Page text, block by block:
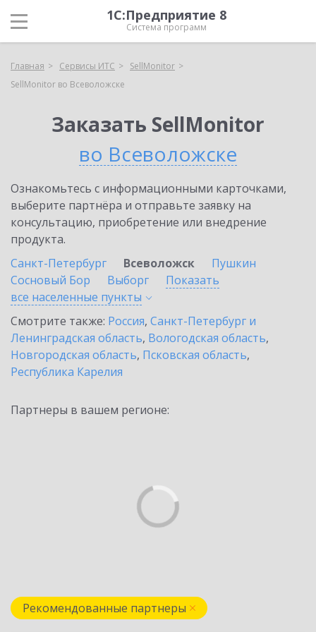
1С:Предприятие 8
Система программ
Главная Сервисы ИТС
SellMonitor
SellMonitor во Всеволожске
Заказать SellMonitor
во Всеволожске
Ознакомьтесь с информационными карточками,
выберите партнёра и отправьте заявку на
консультацию, приобретение или внедрение
продукта.
Санкт-Петербург
Всеволожск
Пушкин
Сосновый Бор
Выборг
Показать
все населенные пункты
Смотрите также: Россия, Санкт-Петербург и
Ленинградская область, Вологодская область,
Новгородская область, Псковская область,
Республика Карелия
Партнеры в вашем регионе:
Рекомендованные партнеры